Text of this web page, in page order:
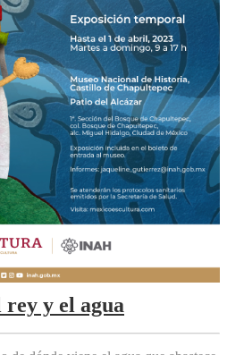
y el agua